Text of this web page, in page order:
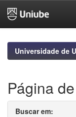
navigationUniversidade de
Página
Buscar em: